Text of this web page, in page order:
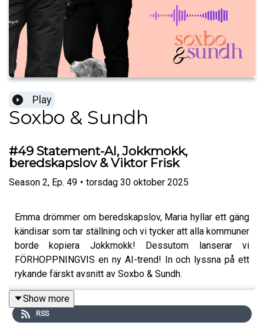
Play
Soxbo & Sundh
#49 Statement-AI, Jokkmokk,
beredskapslov & Viktor Frisk
Season 2, Ep. 49 • torsdag 30 oktober 2025
Emma drömmer om beredskapslov, Maria hyllar ett gäng
kändisar som tar ställning och vi tycker att alla kommuner
borde kopiera Jokkmokk! Dessutom lanserar vi
FÖRHOPPNINGVIS en ny AI-trend! In och lyssna på ett
rykande färskt avsnitt av Soxbo & Sundh.
Om podden Soxbo & Sundh:
Show more
RSS